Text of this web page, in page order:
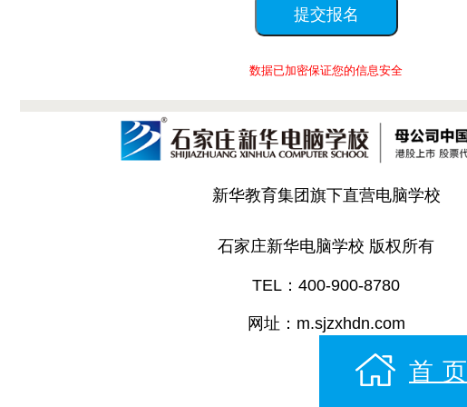
数据已加密保证您的信息安全
新华教育集团旗下直营电脑学校
石家庄新华电脑学校 版权所有
TEL：400-900-8780
网址：m.sjzxhdn.com
首页